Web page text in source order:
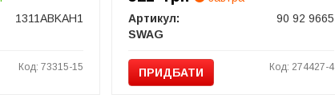
1311ABKAH1
Код: 73315-15
Артикул:
90 92 9665
SWAG
ПРИДБАТИ Код: 274427-4